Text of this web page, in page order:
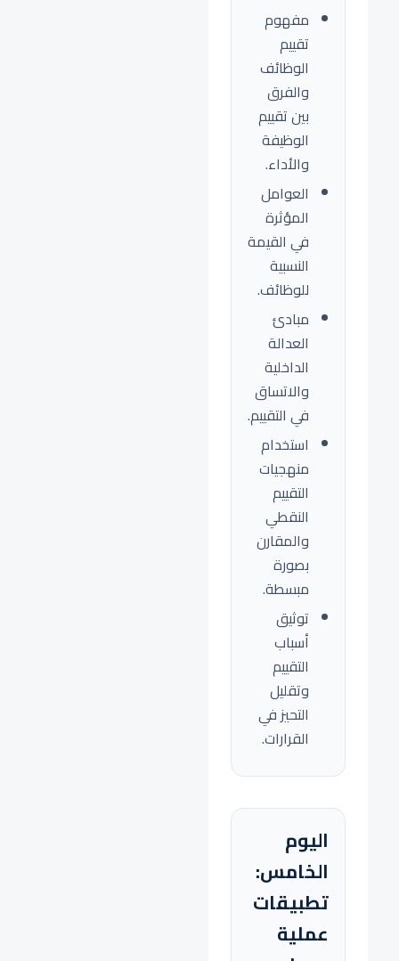
مفهوم
تقييم
الوظائف
والفرق
بين تقييم
الوظيفة
والأداء.
العوامل
المؤثرة
في القيمة
النسبية
للوظائف.
مبادئ
العدالة
الداخلية
والاتساق
في التقييم.
استخدام
منهجيات
التقييم
النقطي
والمقارن
بصورة
مبسطة.
توثيق
أسباب
التقييم
وتقليل
التحيز في
القرارات.
اليوم
الخامس:
تطبيقات
عملية